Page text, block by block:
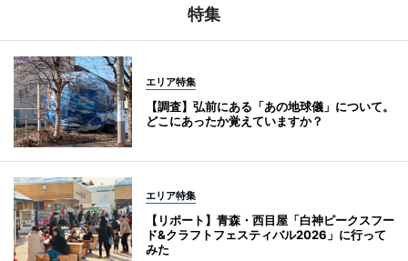
特集
エリア特集
【調査】弘前にある「あの地球儀」について。
どこにあったか覚えていますか？
エリア特集
【リポート】青森・西目屋「白神ピークスフー
ド&クラフトフェスティバル2026」に行って
みた